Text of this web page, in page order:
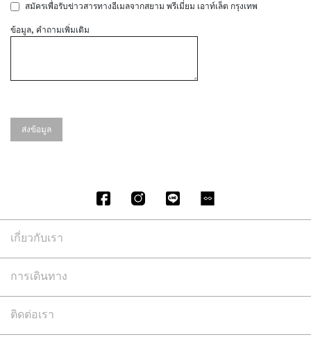
สมัครเพื่อรับข่าวสารทางอีเมลจากสยาม พรีเมี่ยม เอาท์เล็ต กรุงเทพ
ข้อมูล, คำถามเพิ่มเติม
ส่งข้อมูล
เกี่ยวกับเรา
การเดินทาง
ติดต่อเรา